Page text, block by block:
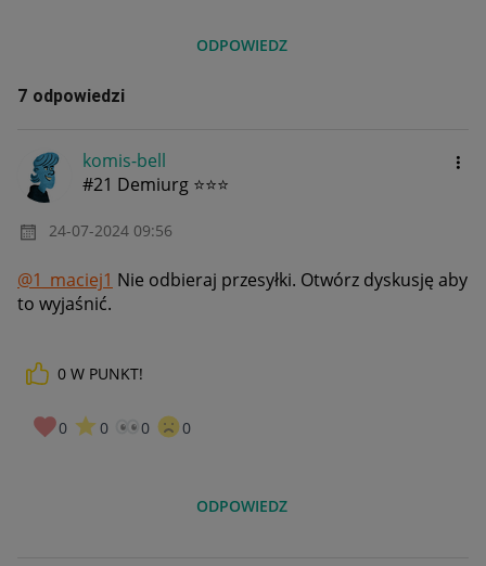
ODPOWIEDZ
7 odpowiedzi
komis-bell
#21 Demiurg ⭐⭐⭐
‎24-07-2024 09:56
@1_maciej1 Nie odbieraj przesyłki. Otwórz dyskusję aby
to wyjaśnić.
0 W PUNKT!
0 0 0 0
ODPOWIEDZ